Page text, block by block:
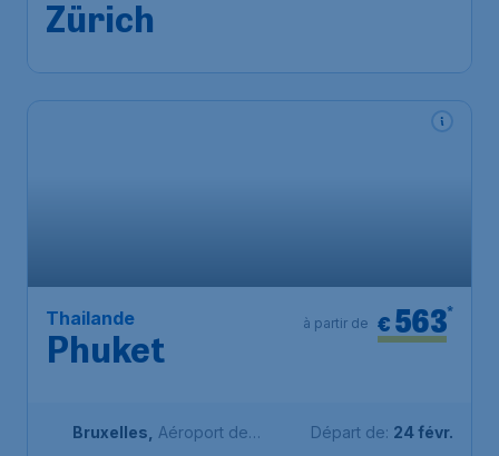
Zürich
Thailande
Phuket
€563
Bruxelles
Aéroport de
Départ de: 24 févr.